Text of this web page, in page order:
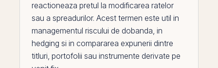
reactioneaza pretul la modificarea ratelor
sau a spreadurilor. Acest termen este util in
managementul riscului de dobanda, in
hedging si in compararea expunerii dintre
titluri, portofolii sau instrumente derivate pe